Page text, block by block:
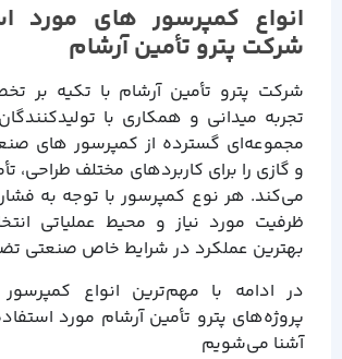
انواع کمپرسور های مورد
شرکت پترو تأمین آرشام
شرکت پترو تأمین آرشام با تکیه بر
تجربه میدانی و همکاری با
مجموعه‌ای گسترده از کمپرسور های
و گازی را برای کاربردهای مختلف طراحی،
می‌کند. هر نوع کمپرسور با توجه به فشار
ظرفیت مورد نیاز و محیط عملیاتی
بهترین عملکرد در شرایط خاص صنعتی
در ادامه با مهم‌ترین انواع
پروژه‌های پترو تأمین آرشام مورد
آشنا می‌شویم